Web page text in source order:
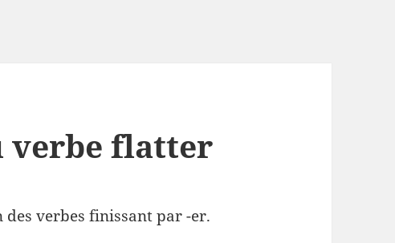
verbe flatter
des verbes finissant par -er.